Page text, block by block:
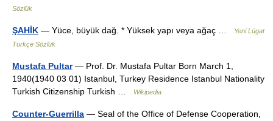
Sözlük
ŞAHİK — Yüce, büyük dağ. * Yüksek yapı veya ağaç …
Yeni Lügat
Türkçe Sözlük
Mustafa Pultar— Prof. Dr. Mustafa Pultar Born March 1,
1940(1940 03 01) Istanbul, Turkey Residence Istanbul Nationality
Turkish Citizenship Turkish …
Wikipedia
Counter-Guerrilla — Seal of the Office of Defense Cooperation,